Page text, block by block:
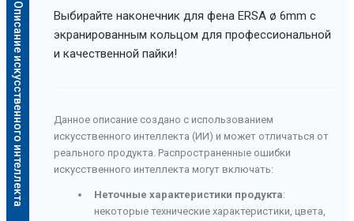
Описание искусственного интеллекта
Выбирайте наконечник для фена ERSA ø 6mm с
экранированным кольцом для профессиональной
и качественной пайки!
Данное описание создано с использованием
искусственного интеллекта (ИИ) и может отличаться от
реального продукта. Распространенные ошибки
искусственного интеллекта могут включать:
Неточные характеристики продукта:
некоторые технические характеристики, цвета,